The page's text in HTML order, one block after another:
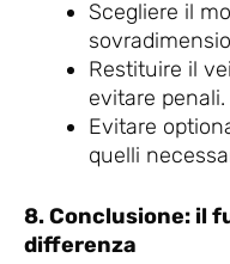
Scegliere il
Restituire il
evitare penali.
Evitare
quelli
8. Conclusione: il
differenza